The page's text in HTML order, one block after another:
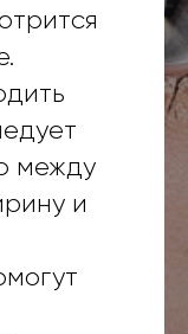
между
и